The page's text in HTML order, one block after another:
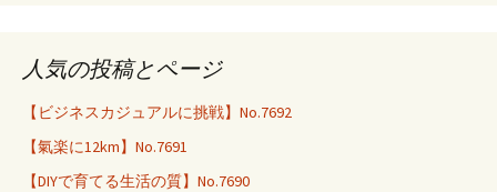
人気の投稿とページ
【ビジネスカジュアルに挑戦】No.7692
【氣楽に12km】No.7691
【DIYで育てる生活の質】No.7690